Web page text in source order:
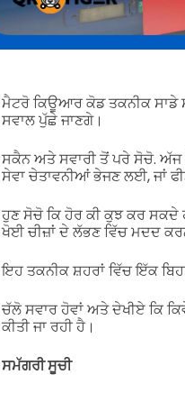
ਮੈਟਰੋ ਕਿਊਆਰ ਕੋਡ ਤਕਨੀਕ ਸਾਡੇ
ਸਵਾਲ ਪੁੱਛੇ ਜਾਣਗੇ।
ਸਕੈਨ ਅਤੇ ਸਵਾਰੀ ਤੋਂ ਪਰੇ ਸੋਚੋ. ਅੱਜ
ਸੇਵਾ ਚੇਤਾਵਨੀਆਂ ਭੇਜਣ ਲਈ, ਜਾਂ
ਹੁਣ ਸੋਚੋ ਕਿ ਹੋਰ ਕੀ ਕੁਝ ਕਰ ਸਕਦੇ
ਖੋਈ ਚੀਜ਼ਾਂ ਦੇ ਲੱਭਣ ਵਿੱਚ ਮਦਦ
ਇਹ ਤਕਨੀਕ ਸ਼ਹਰਾਂ ਵਿੱਚ ਇੱਕ
ਚੱਲੋ ਸਵਾਰ ਹੋਵਾਂ ਅਤੇ ਦੇਖੀਏ ਕਿ
ਕੀਤੀ ਜਾ ਰਹੀ ਹੈ।
ਸਮੱਗਰੀ ਸੂਚੀ